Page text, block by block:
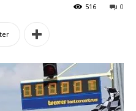
0
516